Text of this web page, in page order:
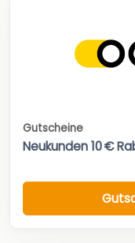
Gutscheine
Neukunden 10 €